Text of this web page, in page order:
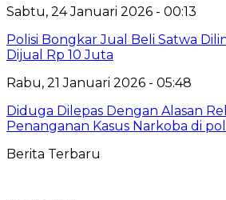
Sabtu, 24 Januari 2026 - 00:13
Polisi Bongkar Jual Beli Satwa
Dijual Rp 10 Juta
Rabu, 21 Januari 2026 - 05:48
Diduga Dilepas Dengan Alasan
Penanganan Kasus Narkoba di
Berita Terbaru